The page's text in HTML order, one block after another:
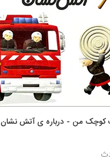
کوچک من - درباره ی آتش نشان